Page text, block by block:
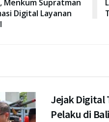
Menkum Supratman
Digital Layanan
Jejak Digital
Pelaku di